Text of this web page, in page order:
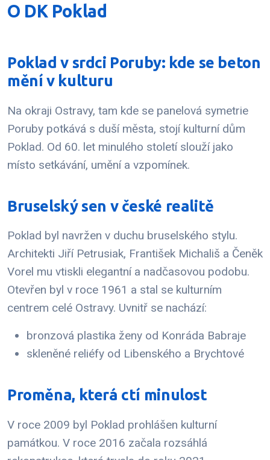
O DK Poklad
Poklad v srdci Poruby: kde se beton
mění v kulturu
Na okraji Ostravy, tam kde se panelová symetrie
Poruby potkává s duší města, stojí kulturní dům
Poklad. Od 60. let minulého století slouží jako
místo setkávání, umění a vzpomínek.
Bruselský sen v české realitě
Poklad byl navržen v duchu bruselského stylu.
Architekti Jiří Petrusiak, František Michališ a Čeněk
Vorel mu vtiskli elegantní a nadčasovou podobu.
Otevřen byl v roce 1961 a stal se kulturním
centrem celé Ostravy. Uvnitř se nachází:
bronzová plastika ženy od Konráda Babraje
skleněné reliéfy od Libenského a Brychtové
Proměna, která ctí minulost
V roce 2009 byl Poklad prohlášen kulturní
památkou. V roce 2016 začala rozsáhlá